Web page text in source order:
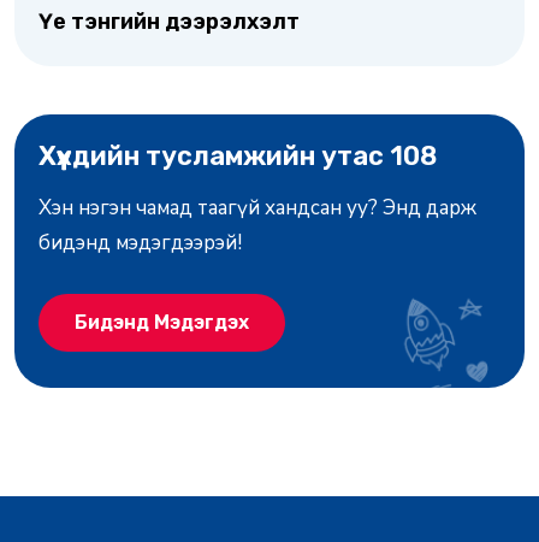
Үе тэнгийн дээрэлхэлт
Хүүхдийн тусламжийн утас 108
Хэн нэгэн чамад таагүй хандсан уу? Энд дарж
бидэнд мэдэгдээрэй!
Бидэнд Мэдэгдэх